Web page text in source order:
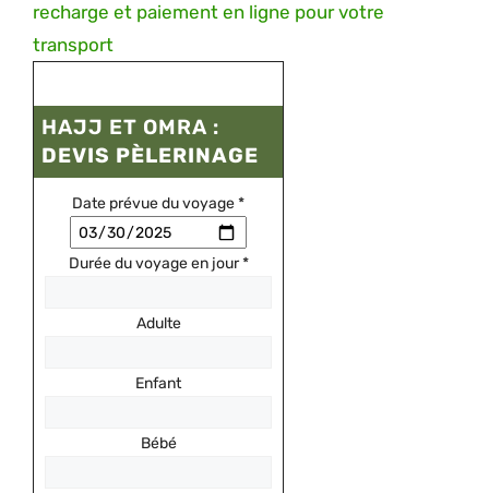
recharge et paiement en ligne pour votre
transport
HAJJ ET OMRA :
DEVIS PÈLERINAGE
Date prévue du voyage*
Durée du voyage en jour*
Adulte
Enfant
Bébé